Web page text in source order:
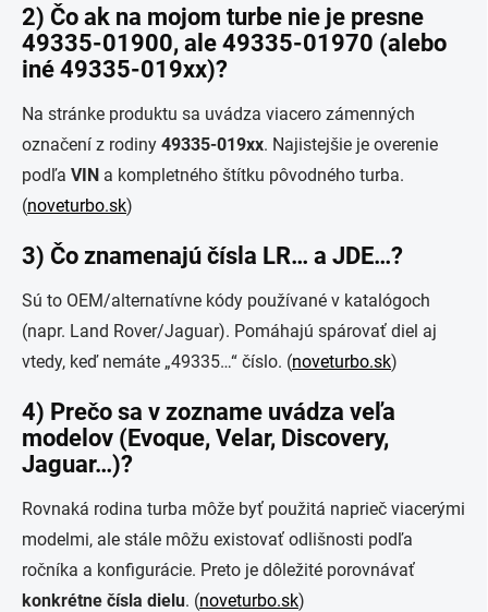
2) Čo ak na mojom turbe nie je presne
49335-01900, ale 49335-01970 (alebo
iné 49335-019xx)?
Na stránke produktu sa uvádza viacero zámenných
označení z rodiny 49335-019xx. Najistejšie je overenie
podľa VIN a kompletného štítku pôvodného turba.
(noveturbo.sk)
3) Čo znamenajú čísla LR… a JDE…?
Sú to OEM/alternatívne kódy používané v katalógoch
(napr. Land Rover/Jaguar). Pomáhajú spárovať diel aj
vtedy, keď nemáte „49335…“ číslo. (noveturbo.sk)
4) Prečo sa v zozname uvádza veľa
modelov (Evoque, Velar, Discovery,
Jaguar…)?
Rovnaká rodina turba môže byť použitá naprieč viacerými
modelmi, ale stále môžu existovať odlišnosti podľa
ročníka a konfigurácie. Preto je dôležité porovnávať
konkrétne čísla dielu. (noveturbo.sk)